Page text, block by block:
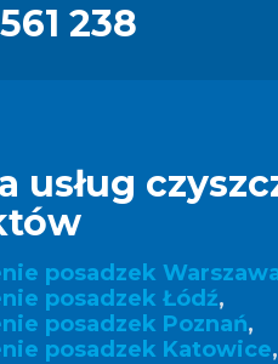
238
usług
posadzek
posadzek Łódź,
posadzek Poznań,
posadzek Katowice,